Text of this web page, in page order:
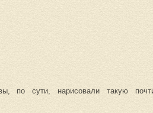
по сути, нарисовали такую